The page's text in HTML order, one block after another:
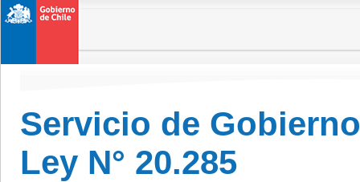
Servicio de
Ley N° 20.285